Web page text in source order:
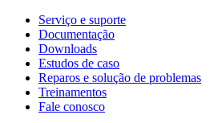
Serviço e suporte
Documentação
Downloads
Estudos de caso
Reparos e solução de problemas
Treinamentos
Fale conosco